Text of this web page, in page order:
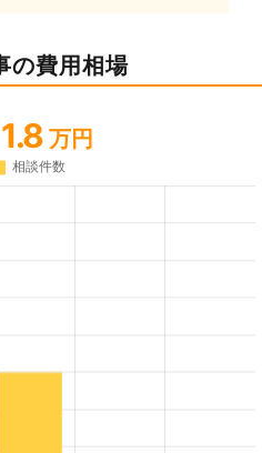
の費用相場
1.8 万円